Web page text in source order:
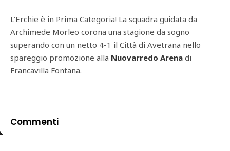
L’Erchie è in Prima Categoria! La squadra guidata da
Archimede Morleo corona una stagione da sogno
superando con un netto 4-1 il Città di Avetrana nello
spareggio promozione alla Nuovarredo Arena di
Francavilla Fontana.
Commenti